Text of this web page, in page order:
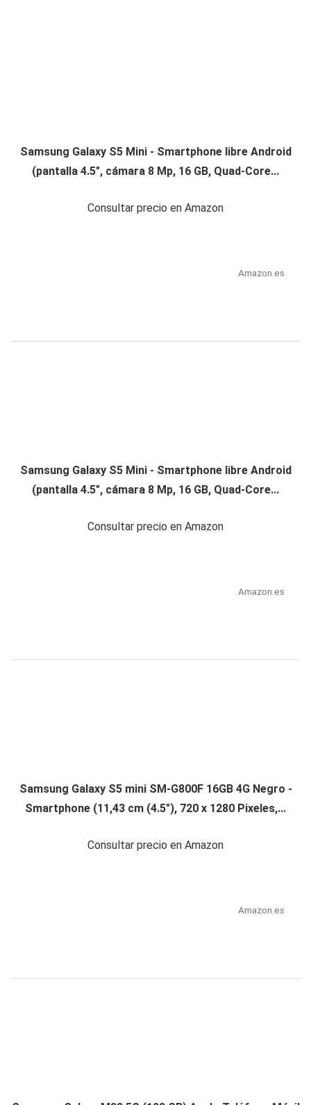
Samsung Galaxy S5 Mini - Smartphone libre Android
(pantalla 4.5", cámara 8 Mp, 16 GB, Quad-Core...
Consultar precio en Amazon
Amazon.es
Samsung Galaxy S5 Mini - Smartphone libre Android
(pantalla 4.5", cámara 8 Mp, 16 GB, Quad-Core...
Consultar precio en Amazon
Amazon.es
Samsung Galaxy S5 mini SM-G800F 16GB 4G Negro -
Smartphone (11,43 cm (4.5"), 720 x 1280 Pixeles,...
Consultar precio en Amazon
Amazon.es